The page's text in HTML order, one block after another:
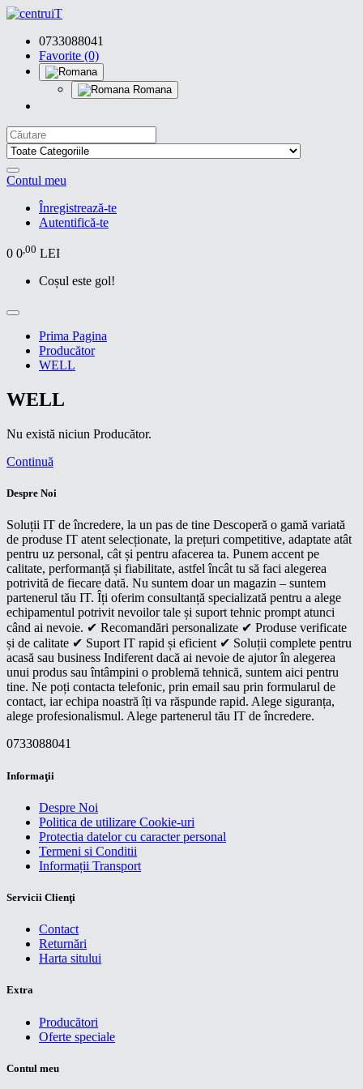
0733088041
Favorite (0)
Romana
Contul meu
Înregistrează-te
Autentifică-te
0 0,00 LEI
Coșul este gol!
Prima Pagina
Producător
WELL
WELL
Nu există niciun Producător.
Continuă
Despre Noi
Soluții IT de încredere, la un pas de tine Descoperă o gamă variată
de produse IT atent selecționate, la prețuri competitive, adaptate atât
pentru uz personal, cât și pentru afacerea ta. Punem accent pe
calitate, performanță și fiabilitate, astfel încât tu să faci alegerea
potrivită de fiecare dată. Nu suntem doar un magazin – suntem
partenerul tău IT. Îți oferim consultanță specializată pentru a alege
echipamentul potrivit nevoilor tale și suport tehnic prompt atunci
când ai nevoie. ✔ Recomandări personalizate ✔ Produse verificate
și de calitate ✔ Suport IT rapid și eficient ✔ Soluții complete pentru
acasă sau business Indiferent dacă ai nevoie de ajutor în alegerea
unui produs sau întâmpini o problemă tehnică, suntem aici pentru
tine. Ne poți contacta telefonic, prin email sau prin formularul de
contact, iar echipa noastră îți va răspunde rapid. Alege siguranța,
alege profesionalismul. Alege partenerul tău IT de încredere.
0733088041
Informaţii
Despre Noi
Politica de utilizare Cookie-uri
Protectia datelor cu caracter personal
Termeni si Conditii
Informații Transport
Servicii Clienţi
Contact
Returnări
Harta sitului
Extra
Producători
Oferte speciale
Contul meu